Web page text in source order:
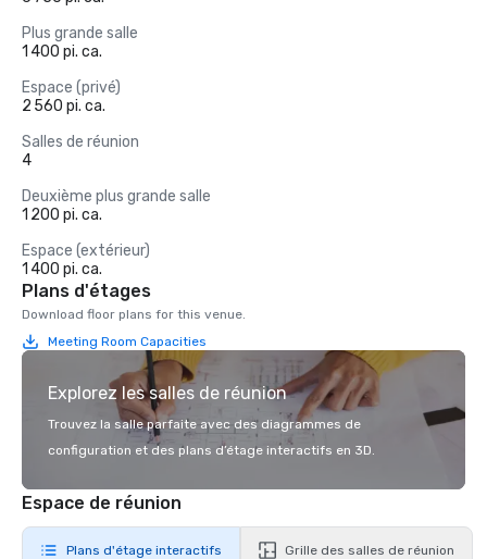
Plus grande salle
1 400 pi. ca.
Espace (privé)
2 560 pi. ca.
Salles de réunion
4
Deuxième plus grande salle
1 200 pi. ca.
Espace (extérieur)
1 400 pi. ca.
Plans d'étages
Download floor plans for this venue.
Meeting Room Capacities
Explorez les salles de réunion
Trouvez la salle parfaite avec des diagrammes de
configuration et des plans d’étage interactifs en 3D.
Espace de réunion
Plans d'étage interactifs Grille des salles de réunion